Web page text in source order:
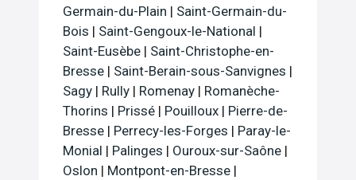
Germain-du-Plain | Saint-Germain-du-
Bois | Saint-Gengoux-le-National |
Saint-Eusèbe | Saint-Christophe-en-
Bresse | Saint-Berain-sous-Sanvignes |
Sagy | Rully | Romenay | Romanèche-
Thorins | Prissé | Pouilloux | Pierre-de-
Bresse | Perrecy-les-Forges | Paray-le-
Monial | Palinges | Ouroux-sur-Saône |
Oslon | Montpont-en-Bresse |